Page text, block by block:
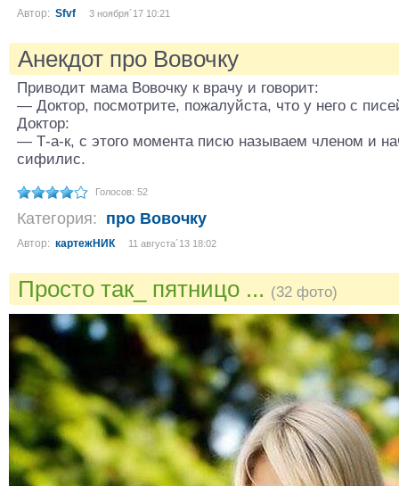
Автор: Sfvf 3 ноября´17 10:21
Анекдот про Вовочку
Приводит мама Вовочку к врачу и говорит:
— Доктор, посмотрите, пожалуйста, что у него с
Доктор:
— Т-а-к, с этого момента писю называем членом и
сифилис.
Голосов: 52
Категория: про Вовочку
Автор: картежНИК 11 августа´13 18:02
Просто так_ пятницо ... (32 фото)